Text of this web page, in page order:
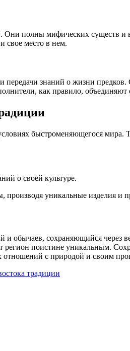
Они полны мифических
свое место в нем.
передачи знаний о жизни
как правило, объединяют
быстроменяющегося
о своей культуре.
уникальные изделия и
и обычаев, сохраняющийся
регион поистине уникальным.
отношений с природой и своим
традиции